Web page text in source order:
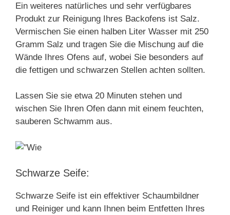
Ein weiteres natürliches und sehr verfügbares
Produkt zur Reinigung Ihres Backofens ist Salz.
Vermischen Sie einen halben Liter Wasser mit 250
Gramm Salz und tragen Sie die Mischung auf die
Wände Ihres Ofens auf, wobei Sie besonders auf
die fettigen und schwarzen Stellen achten sollten.
Lassen Sie sie etwa 20 Minuten stehen und
wischen Sie Ihren Ofen dann mit einem feuchten,
sauberen Schwamm aus.
Schwarze Seife:
Schwarze Seife ist ein effektiver Schaumbildner
und Reiniger und kann Ihnen beim Entfetten Ihres